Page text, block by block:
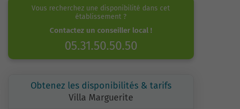
Vous recherchez une disponibilité dans cet
établissement ?
Contactez un conseiller local !
05.31.50.50.50
Obtenez les disponibilités & tarifs
Villa Marguerite